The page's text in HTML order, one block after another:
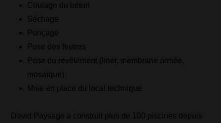
Coulage du béton
Séchage
Ponçage
Pose des feutres
Pose du revêtement (liner, membrane armée,
mosaïque)
Mise en place du local technique
David Paysage a construit plus de 100 piscines depuis